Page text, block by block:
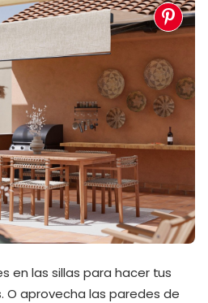
en las sillas para hacer tus
O aprovecha las paredes de